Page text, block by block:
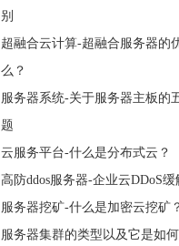
别
超融合云计算-超融合服务器的
么？
服务器系统-关于服务器主板的
题
云服务平台-什么是分布式云？
高防ddos服务器-企业云DDoS缓
服务器挖矿-什么是加密云挖矿
服务器集群的类型以及它是如